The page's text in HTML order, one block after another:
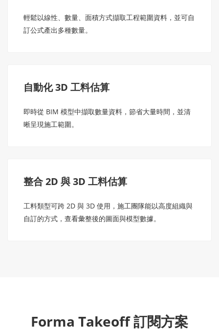
輕鬆以線性、數量、面積方式擷取工程範圍資料，並可自
訂公式產出多種數量。
自動化 3D 工料估算
即時從 BIM 模型中擷取數量資料，節省大量時間，並清
晰呈現施工範圍。
整合 2D 與 3D 工料估算
工料類型可跨 2D 與 3D 使用，施工團隊能以高度組織與
自訂的方式，查看彙整後的圖面與模型數據。
Forma Takeoff 訂閱方案